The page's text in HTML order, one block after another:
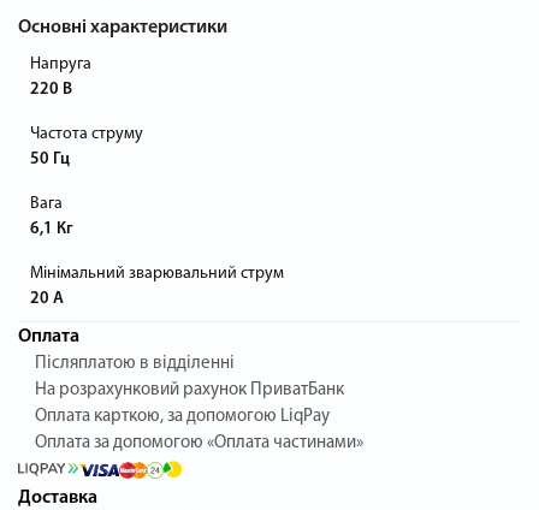
Основні характеристики
Напруга
220 В
Частота струму
50 Гц
Вага
6,1 Кг
Мінімальний зварювальний струм
20 А
Оплата
Післяплатою в відділенні
На розрахунковий рахунок ПриватБанк
Оплата карткою, за допомогою LiqPay
Оплата за допомогою «Оплата частинами»
Доставка